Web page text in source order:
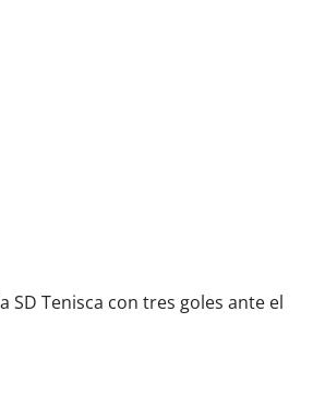
SD Tenisca con tres goles ante el